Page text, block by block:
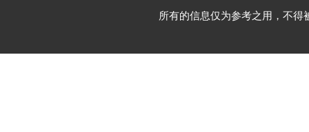
所有的信息仅为参考之用，不